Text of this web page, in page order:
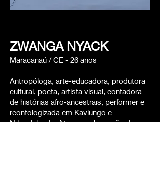
ZWANGA NYACK
Maracanaú / CE - 26 anos
Antropóloga, arte-educadora, produtora
cultural, poeta, artista visual, contadora
de histórias afro-ancestrais, performer e
reontologizada em Kaviungo e
Ndandalunda. Atua na valorização de sua